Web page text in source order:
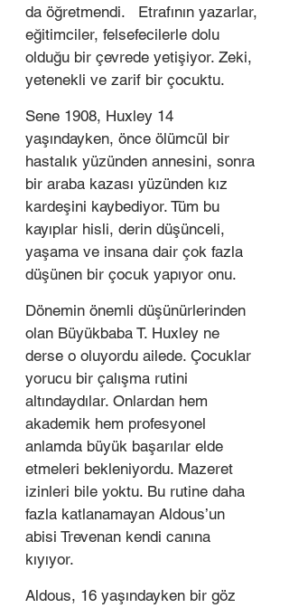
da öğretmendi.   Etrafının yazarlar,
eğitimciler, felsefecilerle dolu
olduğu bir çevrede yetişiyor. Zeki,
yetenekli ve zarif bir çocuktu.
Sene 1908, Huxley 14
yaşındayken, önce ölümcül bir
hastalık yüzünden annesini, sonra
bir araba kazası yüzünden kız
kardeşini kaybediyor. Tüm bu
kayıplar hisli, derin düşünceli,
yaşama ve insana dair çok fazla
düşünen bir çocuk yapıyor onu.
Dönemin önemli düşünürlerinden
olan Büyükbaba T. Huxley ne
derse o oluyordu ailede. Çocuklar
yorucu bir çalışma rutini
altındaydılar. Onlardan hem
akademik hem profesyonel
anlamda büyük başarılar elde
etmeleri bekleniyordu. Mazeret
izinleri bile yoktu. Bu rutine daha
fazla katlanamayan Aldous’un
abisi Trevenan kendi canına
kıyıyor.
Aldous, 16 yaşındayken bir göz